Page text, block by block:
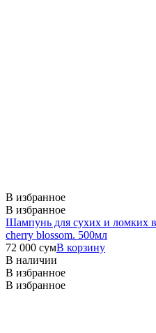
В избранное
В избранное
Шампунь для сухих и ломких
cherry blossom. 500мл
72 000 сумВ корзину
В наличии
В избранное
В избранное